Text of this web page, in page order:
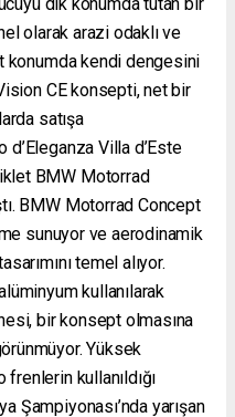
dik konumda tutan bir
olarak arazi odaklı ve
konumda kendi dengesini
CE konsepti, net bir
satışa
Villa d’Este
BMW Motorrad
BMW Motorrad Concept
sunuyor ve aerodinamik
temel alıyor.
kullanılarak
bir konsept olmasına
Yüksek
kullanıldığı
Şampiyonası’nda yarışan